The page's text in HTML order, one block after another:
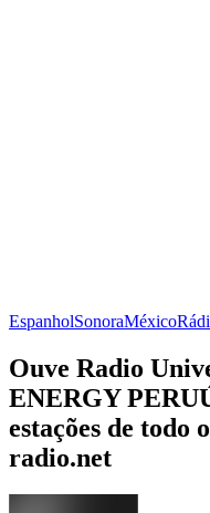
EspanholSonoraMéxico
Ouve Radio
ENERGY
estações de todo
radio.net